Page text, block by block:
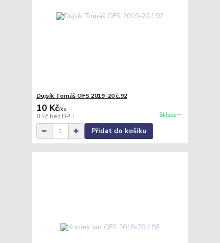
Dujsík Tomáš OFS 2019-20 č.92
10 Kč/ks
8 Kč bez DPH Skladem
Přidat do košíku